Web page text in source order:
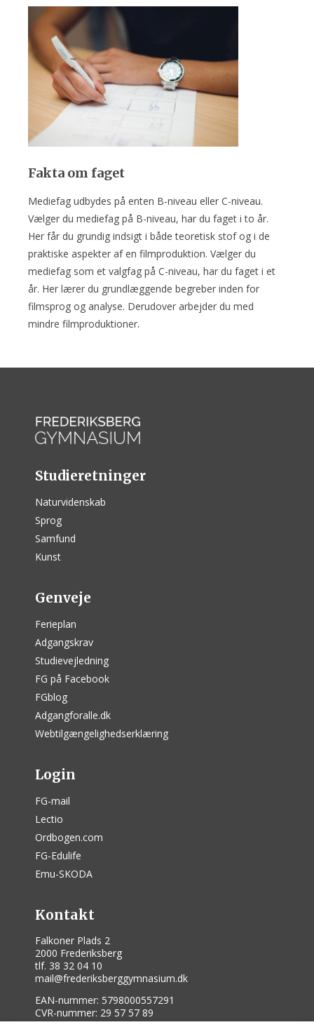
Fakta om faget
Mediefag udbydes på enten B-niveau eller C-niveau.
Vælger du mediefag på B-niveau, har du faget i to år.
Her får du grundig indsigt i både teoretisk stof og i de
praktiske aspekter af en filmproduktion. Vælger du
mediefag som et valgfag på C-niveau, har du faget i et
år. Her lærer du grundlæggende begreber inden for
filmsprog og analyse. Derudover arbejder du med
mindre filmproduktioner.
Studieretninger
Naturvidenskab
Sprog
Samfund
Kunst
Genveje
Ferieplan
Adgangskrav
Studievejledning
FG på Facebook
FGblog
Adgangforalle.dk
Webtilgængelighedserklæring
Login
FG-mail
Lectio
Ordbogen.com
FG-Edulife
Emu-SKODA
Kontakt
Falkoner Plads 2
2000 Frederiksberg
tlf. 38 32 04 10
mail@frederiksberggymnasium.dk
EAN-nummer: 5798000557291
CVR-nummer: 29 57 57 89